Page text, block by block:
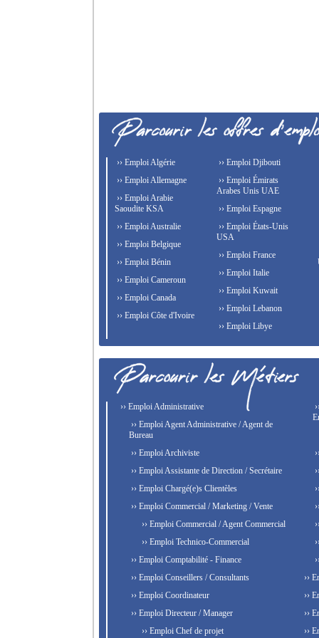
›› Emploi Algérie
›› Emploi Allemagne
›› Emploi Arabie
Saoudite KSA
›› Emploi Australie
›› Emploi Belgique
›› Emploi Bénin
›› Emploi Cameroun
›› Emploi Canada
›› Emploi Côte d'Ivoire
›› Emploi Djibouti
›› Emploi Émirats
Arabes Unis UAE
›› Emploi Espagne
›› Emploi États-Unis
USA
›› Emploi France
›› Emploi Italie
›› Emploi Kuwait
›› Emploi Lebanon
›› Emploi Libye
›› Emploi Administrative
›› Emploi Agent Administrative / Agent de
Bureau
›› Emploi Archiviste
›› Emploi Assistante de Direction / Secrétaire
›› Emploi Chargé(e)s Clientèles
›› Emploi Commercial / Marketing / Vente
›› Emploi Commercial / Agent Commercial
›› Emploi Technico-Commercial
›› Emploi Comptabilité - Finance
›› Emploi Conseillers / Consultants
›› Emploi Coordinateur
›› Emploi Directeur / Manager
›› Emploi Chef de projet
››
››
››
››